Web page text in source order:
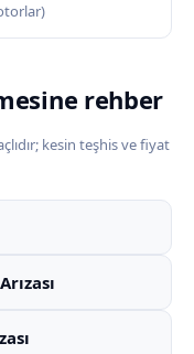
rehber
kesin teşhis ve fiyat